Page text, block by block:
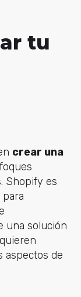
tu
crear una
Shopify es
una solución
aspectos de